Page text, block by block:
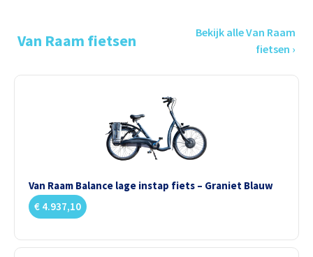
Van Raam fietsen
Bekijk alle Van Raam
fietsen ›
Van Raam Balance lage instap fiets – Graniet Blauw
€ 4.937,10